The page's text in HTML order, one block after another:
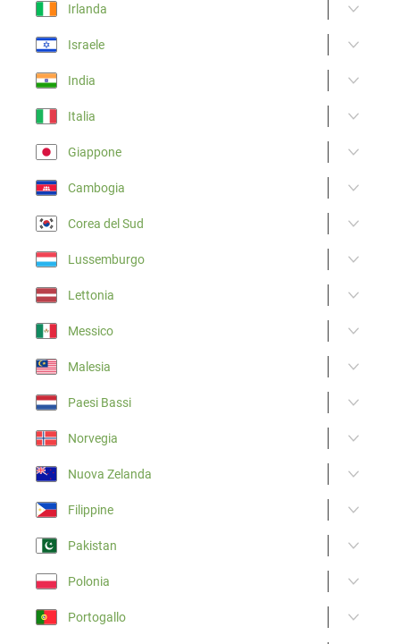
Irlanda
Israele
India
Italia
Giappone
Cambogia
Corea del Sud
Lussemburgo
Lettonia
Messico
Malesia
Paesi Bassi
Norvegia
Nuova Zelanda
Filippine
Pakistan
Polonia
Portogallo